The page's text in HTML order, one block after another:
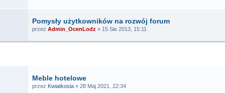
Pomysły użytkowników na rozwój forum
przez Admin_OcenLodz » 15 Sie 2013, 15:11
Meble hotelowe
przez Kwiatkosia » 28 Maj 2021, 22:34